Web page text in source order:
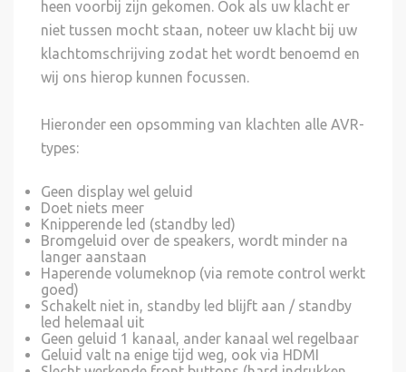
heen voorbij zijn gekomen. Ook als uw klacht er
niet tussen mocht staan, noteer uw klacht bij uw
klachtomschrijving zodat het wordt benoemd en
wij ons hierop kunnen focussen.
Hieronder een opsomming van klachten alle AVR-
types:
Geen display wel geluid
Doet niets meer
Knipperende led (standby led)
Bromgeluid over de speakers, wordt minder na
langer aanstaan
Haperende volumeknop (via remote control werkt
goed)
Schakelt niet in, standby led blijft aan / standby
led helemaal uit
Geen geluid 1 kanaal, ander kanaal wel regelbaar
Geluid valt na enige tijd weg, ook via HDMI